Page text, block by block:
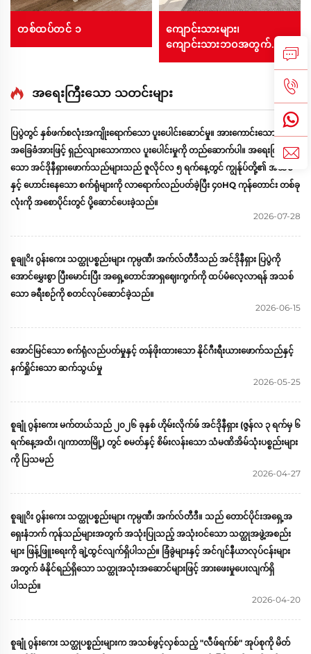
တစ်ထပ်တင် ၁
ကျောင်းသားများ၊
ကျောင်းသားဘဝအတွက်
ခေတ်မီသော ကွန်ရက်နှစ်ထပ်
သူများအတွက်) ပတ်ဝန်းကျင်
ကျောင်း၊ အိပ်ခန်း၊ ဟိုတယ်
များအတွက်
အရေးကြီးသော သတင်းများ
ပြပွဲတွင် နှစ်ဖက်စလုံးအကျိုးရောက်သော ပူးပေါင်းဆောင်မှု။ အားကောင်းသော
အခြေခံအားဖြင့် ရှည်လျားသောကာလ ပူးပေါင်းမှုကို တည်ဆောက်ပါ။ အရေးကြီး
သော အင်ဒိုနီရှားဖောက်သည်များသည် ဇူလိုင်လ ၅ ရက်နေ့တွင် ကျွန်ုပ်တို့၏ အသစ်
နှင့် ဟောင်းနေသော စက်ရုံများကို လာရောက်လည်ပတ်ခဲ့ပြီး ၄၀HQ ကုန်တောင်း တစ်ခု
လုံးကို အစောပိုင်းတွင် ပို့ဆောင်ပေးခဲ့သည်။
2026-07-28
စူချုိး ဂွန်းကေး သတ္ထုပစ္စည်းများ ကုမ္ပဏီ၊ အက်လ်တီဒီသည် အင်ဒိုနီရှား ပြပွဲကို
အောင်မွှေးစွာ ပြီးမောင်းပြီး အရှေ့တောင်အာရှဈေးကွက်ကို ထပ်မံလေ့လာရန် အသစ်
သော ခရီးစဉ်ကို စတင်လုပ်ဆောင်ခဲ့သည်။
2026-06-15
အောင်မြင်သော စက်ရုံလည်ပတ်မှုနှင့် တန်ဖိုးထားသော နိုင်ဂီးရီးယားဖောက်သည်နှင့်
နက်ရှိုင်းသော ဆက်သွယ်မှု
2026-05-25
စူချုံ ဂွန်းကေး မက်တယ်သည် ၂၀၂၆ ခုနှစ် ဟိုမ်းလိုက်ဖ် အင်ဒိုနီရှား (ဇွန်လ ၃ ရက်မှ ၆
ရက်နေ့အထိ၊ ဂျကာတာမြို့) တွင် စမတ်နှင့် စိမ်းလန်းသော သံမဏိအိမ်သုံးပစ္စည်းများ
ကို ပြသမည်
2026-04-27
စူချုိး ဂွန်းကေး သတ္ထုပစ္စည်းများ ကုမ္ပဏီ၊ အက်လ်တီဒီ။ သည် တောင်ပိုင်းအရှေ့အ
ရှေးနံဘက် ကုန်သည်များအတွက် အသုံးပြုသည့် အသုံးဝင်သော သတ္ထုအဖွဲ့အစည်း
များ ဖြန့်ဖြူးရေးကို ချဲ့ထွင်လျက်ရှိပါသည်။ ခြံခွဲများနှင့် အင်ဂျင်နီယာလုပ်ငန်းများ
အတွက် ခံနိုင်ရည်ရှိသော သတ္ထုအသုံးအဆောင်များဖြင့် အားဖေးမှုပေးလျက်ရှိ
ပါသည်။
2026-04-20
စူချုံ ဂွန်းကေး သတ္ထုပစ္စည်းများက အသစ်ဖွင့်လှစ်သည့် "လီဖ်ရက်စ်" အုပ်စုကို မိတ်